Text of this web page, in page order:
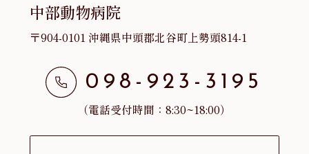
中部動物病院
〒904-0101 沖縄県中頭郡北谷町上勢頭814-1
098-923-3195
（電話受付時間：8:30~18:00）